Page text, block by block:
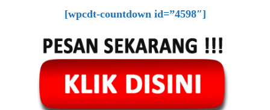
[wpcdt-countdown id=”4598″]